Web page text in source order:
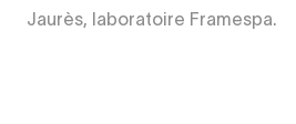
Jaurès, laboratoire Framespa.